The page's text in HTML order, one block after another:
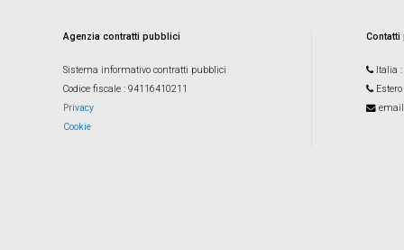
Agenzia contratti pubblici
Sistema informativo contratti pubblici
Codice fiscale : 94116410211
Privacy
Cookie
Italia
Estero
email